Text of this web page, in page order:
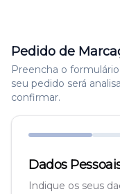
Pedido de
Preencha o
seu pedido será
confirmar.
Dados
Indique os seus